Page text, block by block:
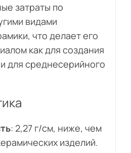
затраты по
видами
что делает его
как для создания
для среднесерийного
: 2,27 г/см, ниже, чем
изделий.